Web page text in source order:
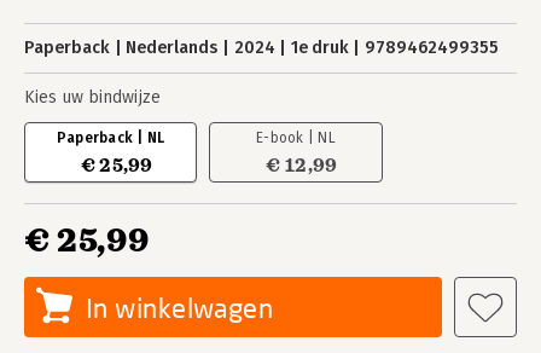
Paperback Nederlands 2024 1e druk 9789462499355
Kies uw bindwijze
Paperback | NL
€ 25,99
E-book | NL
€ 12,99
€ 25,99
In winkelwagen